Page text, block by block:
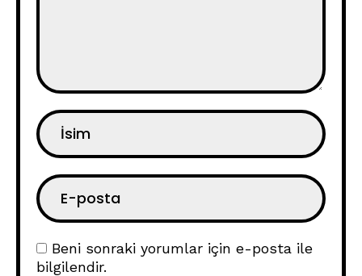
Beni sonraki yorumlar için e-posta ile
bilgilendir.